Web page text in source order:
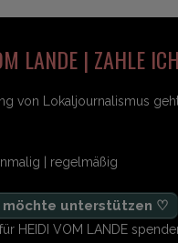
LANDE | ZAHLE
von Lokaljournalismus
| regelmäßig
möchte unterstützen ♡
HEIDI VOM LANDE